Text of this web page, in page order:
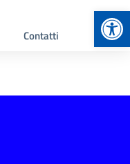
Contatti